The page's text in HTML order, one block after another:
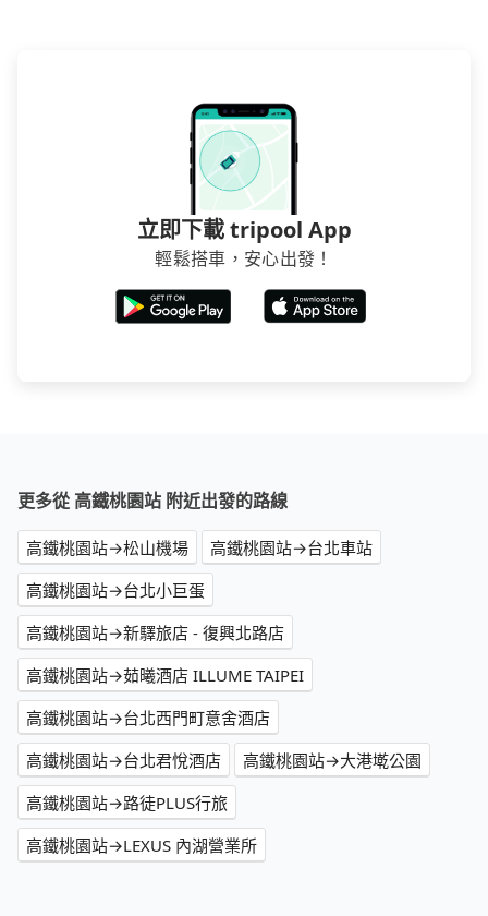
介意多花一點錢省下這些瑣碎的事，台灣本土的AsiaYo
或者國際Airbnb都值得推薦。
立即下載 tripool App
輕鬆搭車，安心出發！
更多從 高鐵桃園站 附近出發的路線
高鐵桃園站→松山機場
高鐵桃園站→台北車站
高鐵桃園站→台北小巨蛋
高鐵桃園站→新驛旅店 - 復興北路店
高鐵桃園站→茹曦酒店 ILLUME TAIPEI
高鐵桃園站→台北西門町意舍酒店
高鐵桃園站→台北君悅酒店
高鐵桃園站→大港墘公園
高鐵桃園站→路徒PLUS行旅
高鐵桃園站→LEXUS 內湖營業所